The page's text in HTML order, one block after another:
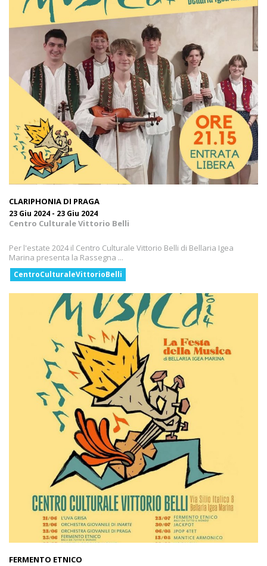
come i visitatori interagiscono, raccogliendo e
trasmettendo informazioni in forma anonima.
Vedi la lista completa
Marketing
I cookie per il marketing vengono utilizzati per monitorare i
visitatori nei siti web. L'intento è quello di visualizzare
annunci pertinenti e coinvolgenti per il singolo utente e
quindi quelli di maggior valore per gli editori e gli
inserzionisti terzi.
CLARIPHONIA DI PRAGA
23 Giu 2024 - 23 Giu 2024
Centro Culturale Vittorio Belli
Per l'estate 2024 il Centro Culturale Vittorio Belli di Bellaria Igea
Marina presenta la Rassegna ...
CentroCulturaleVittorioBelli
FERMENTO ETNICO